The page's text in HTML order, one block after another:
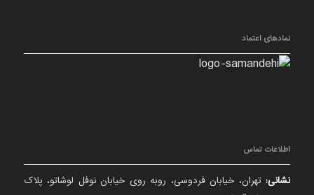
نمادهای اعتماد
اطلاعات تماس
نشانی: تهران، خیابان فردوسی، روبه روی خیابان نوفل لوشاتو، پلاک